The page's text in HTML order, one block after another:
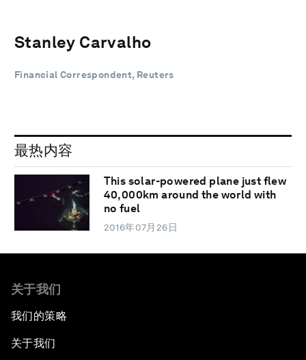
Stanley Carvalho
Financial Correspondent, Reuters
最热内容
This solar-powered plane just flew
40,000km around the world with
no fuel
2016年07月26日
关于我们
我们的策略
关于我们